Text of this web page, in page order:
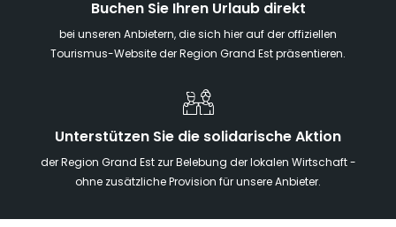
Buchen Sie Ihren Urlaub direkt
bei unseren Anbietern, die sich hier auf der offiziellen
Tourismus-Website der Region Grand Est präsentieren.
Unterstützen Sie die solidarische Aktion
der Region Grand Est zur Belebung der lokalen Wirtschaft -
ohne zusätzliche Provision für unsere Anbieter.